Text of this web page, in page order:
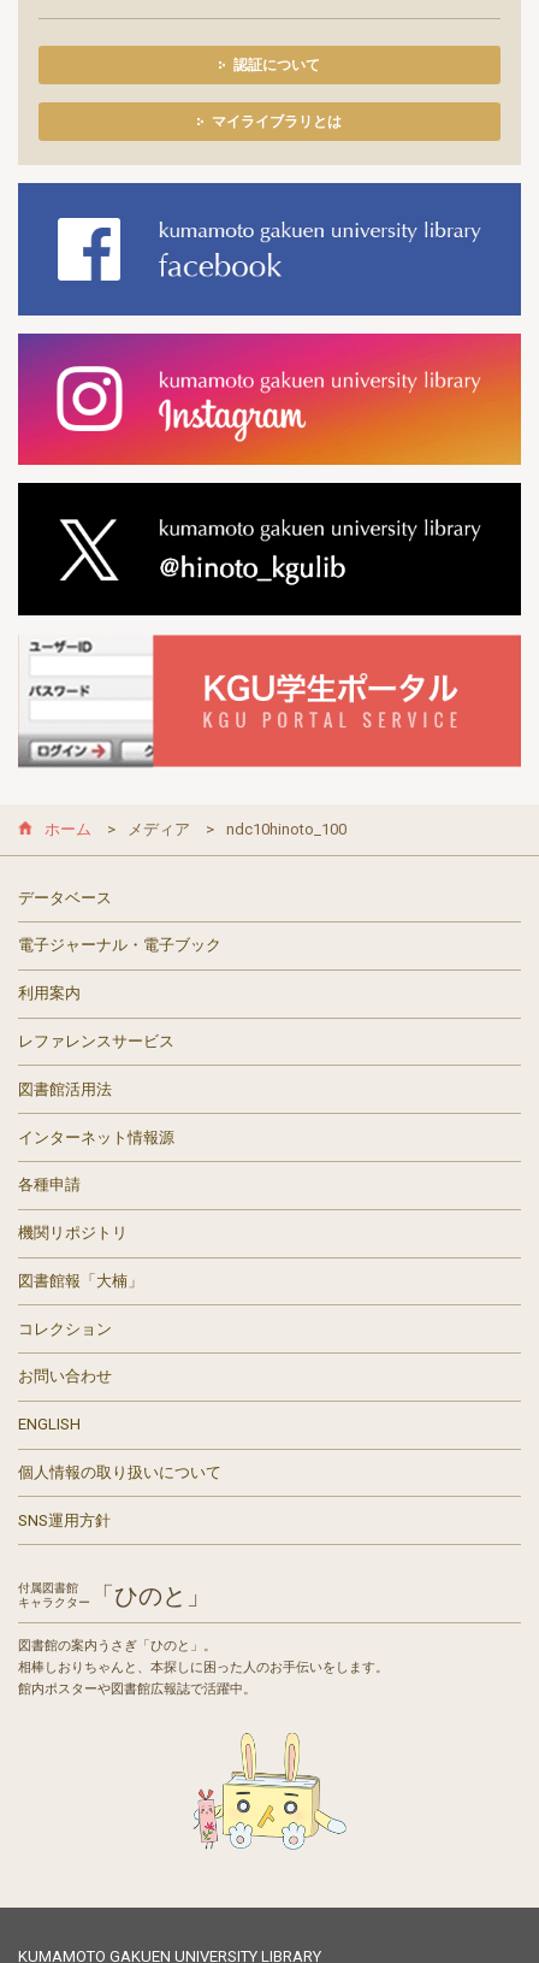
認証について
マイライブラリとは
ホーム メディア ndc10hinoto_100
データベース
電子ジャーナル・電子ブック
利用案内
レファレンスサービス
図書館活用法
インターネット情報源
各種申請
機関リポジトリ
図書館報「大楠」
コレクション
お問い合わせ
ENGLISH
個人情報の取り扱いについて
SNS運用方針
付属図書館
キャラクター
「ひのと」
図書館の案内うさぎ「ひのと」。
相棒しおりちゃんと、本探しに困った人のお手伝いをします。
館内ポスターや図書館広報誌で活躍中。
KUMAMOTO GAKUEN UNIVERSITY LIBRARY